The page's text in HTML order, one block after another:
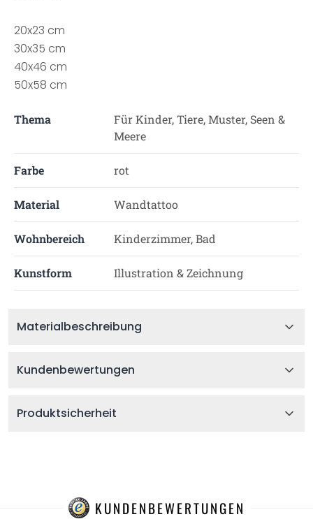
20x23 cm
30x35 cm
40x46 cm
50x58 cm
Thema
Für Kinder, Tiere, Muster, Seen &
Meere
Farbe rot
Material Wandtattoo
Wohnbereich Kinderzimmer, Bad
Kunstform Illustration & Zeichnung
Materialbeschreibung
Kundenbewertungen
Produktsicherheit
KUNDENBEWERTUNGEN